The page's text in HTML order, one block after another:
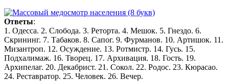
Ответы:
1. Одесса. 2. Слобода. 3. Реторта. 4. Мешок. 5. Гнездо. 6.
Скрининг. 7. Табаков. 8. Сапог. 9. Фурманов. 10. Артишок. 11.
Мизантроп. 12. Осуждение. 13. Ротмистр. 14. Гусь. 15.
Подхалимаж. 16. Творец. 17. Архивация. 18. Гость. 19.
Архипелаг. 20. Декабрист. 21. Сокол. 22. Родос. 23. Кюрасао.
24. Реставратор. 25. Человек. 26. Вечер.